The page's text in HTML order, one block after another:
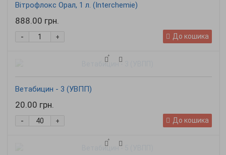
Вітрофлокс Орал, 1 л. (Interchemie)
888.00 грн.
+
- До кошика
Ветабицин - 3 (УВПП)
20.00 грн.
+
- До кошика